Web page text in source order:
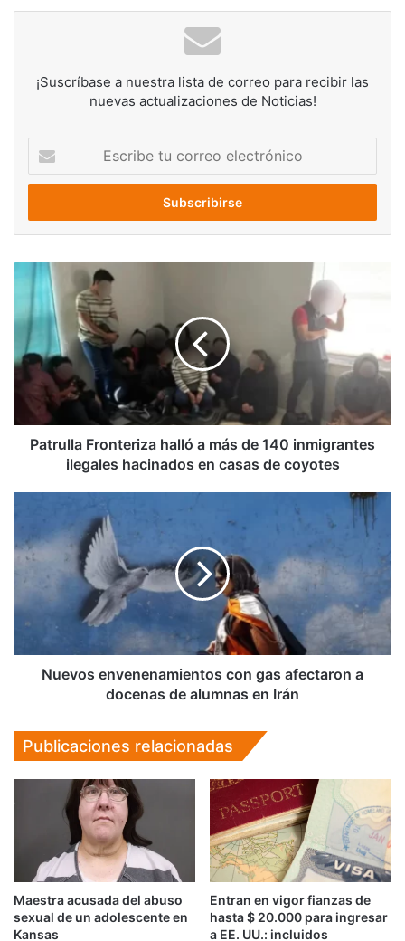
¡Suscríbase a nuestra lista de correo para recibir las
nuevas actualizaciones de Noticias!
correo
Patrulla
Fronteriza
halló
más
de
140
inmigrantes
ilegales
hacinados
Patrulla Fronteriza halló a más de 140 inmigrantes
ilegales hacinados en casas de coyotes
envenenamientos
con
gas
afectaron
alumnas
Nuevos envenenamientos con gas afectaron a
docenas de alumnas en Irán
Publicaciones relacionadas
Maestra acusada del abuso
sexual de un adolescente en
Kansas
Entran en vigor fianzas de
hasta $ 20.000 para ingresar
a EE. UU.: incluidos